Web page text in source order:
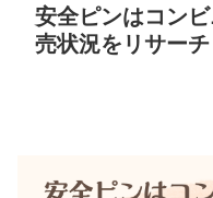
安全ピンはコン
売状況をリサーチ